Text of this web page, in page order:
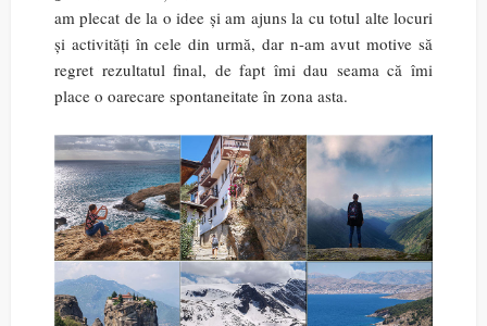
am plecat de la o idee și am ajuns la cu totul alte locuri
și activități în cele din urmă, dar n-am avut motive să
regret rezultatul final, de fapt îmi dau seama că îmi
place o oarecare spontaneitate în zona asta.